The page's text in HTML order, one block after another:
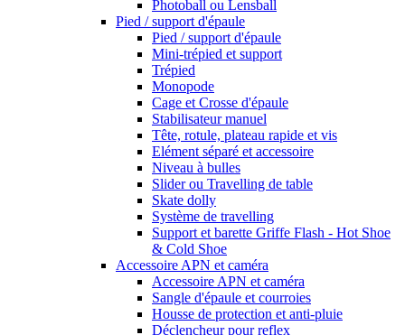
Photoball ou Lensball
Pied / support d'épaule
Pied / support d'épaule
Mini-trépied et support
Trépied
Monopode
Cage et Crosse d'épaule
Stabilisateur manuel
Tête, rotule, plateau rapide et vis
Elément séparé et accessoire
Niveau à bulles
Slider ou Travelling de table
Skate dolly
Système de travelling
Support et barette Griffe Flash - Hot Shoe
& Cold Shoe
Accessoire APN et caméra
Accessoire APN et caméra
Sangle d'épaule et courroies
Housse de protection et anti-pluie
Déclencheur pour reflex